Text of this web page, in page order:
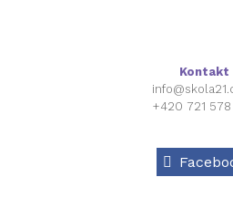
Kontakt
+420 721 578